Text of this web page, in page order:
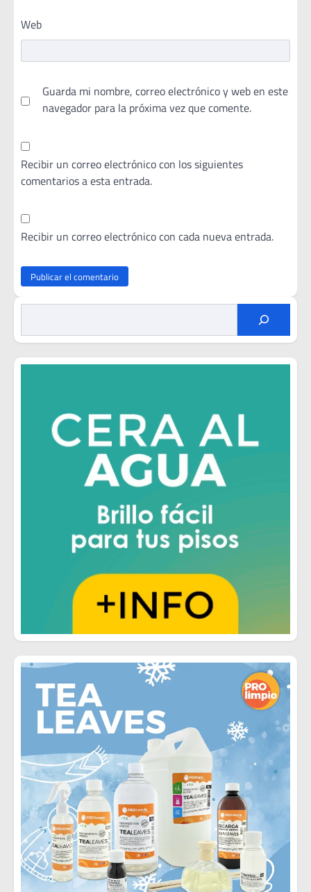
Web
Guarda mi nombre, correo electrónico y web en este
navegador para la próxima vez que comente.
Recibir un correo electrónico con los siguientes
comentarios a esta entrada.
Recibir un correo electrónico con cada nueva entrada.